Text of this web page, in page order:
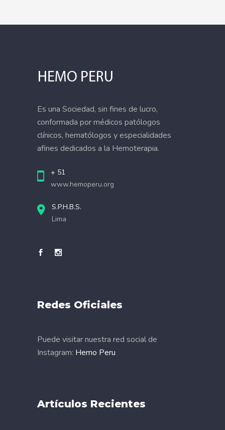
Es una Sociedad, sin fines de lucro,
conformada por médicos patólogos
clínicos, hematólogos y especialidades
afines dedicados a la Hemoterapia.
+ 51
www.hemoperu.org
S.P.H.B.S.
Lima
Redes Oficiales
Puede visitar nuestra red social de
Instagram: Hemo Peru
Artículos Recientes